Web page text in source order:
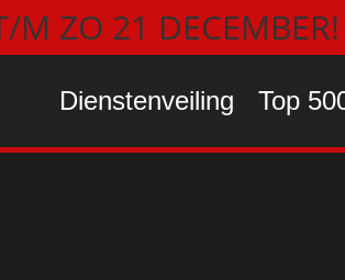
M ZO 21 DECEMBER!
Dienstenveiling Top